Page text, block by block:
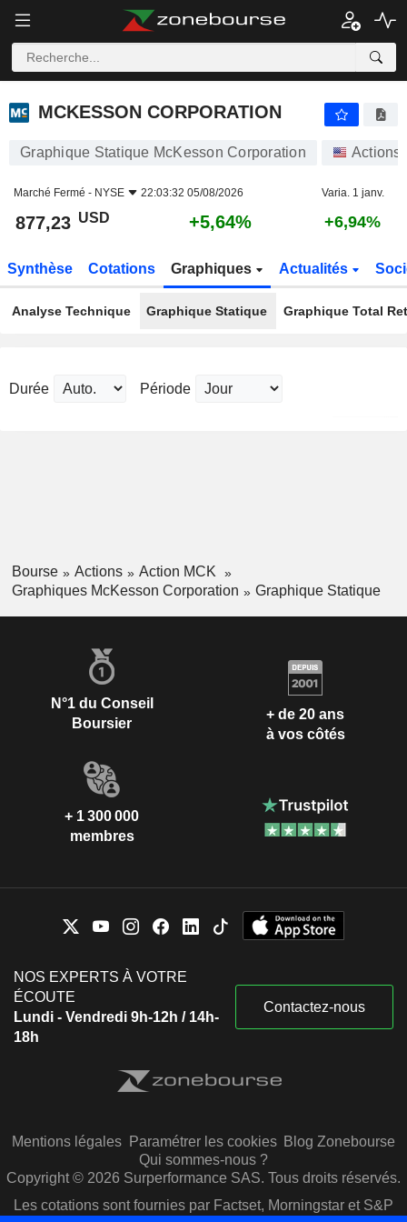
MCKESSON CORPORATION
MCKESSON CORPORATION
Graphique Statique McKesson Corporation Actions
Marché Fermé - NYSE 22:03:32 05/08/2026 Varia. 1 janv.
877,23 USD +5,64% +6,94%
Synthèse Cotations Graphiques Actualités
Analyse Technique Graphique Statique Graphique Total
Durée Période
Bourse Actions
Action MCK
Graphiques McKesson Corporation
Graphique Statique
N°1 du Conseil
Boursier
+ de 20 ans
à vos côtés
+ 1 300 000
membres
NOS EXPERTS À VOTRE
ÉCOUTE
Lundi - Vendredi 9h-12h / 14h-
18h
Contactez-nous
Mentions légales Paramétrer les cookies Blog Zonebourse
Qui sommes-nous ?
Copyright © 2026 Surperformance SAS. Tous droits réservés.
Les cotations sont fournies par Factset, Morningstar et S&P